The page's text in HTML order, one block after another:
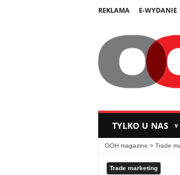
REKLAMA E-WYDANIE
TYLKO U NAS ∨
OOH magazine > Trade
Trade marketing